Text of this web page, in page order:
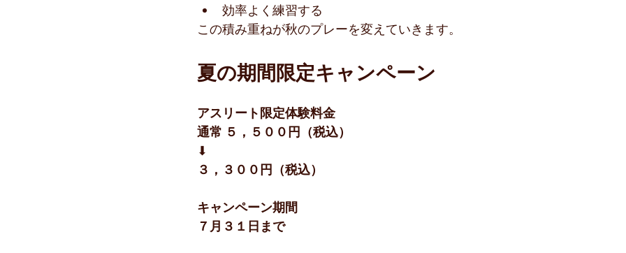
効率よく練習する
この積み重ねが秋のプレーを変えていきます。
夏の期間限定キャンペーン
アスリート限定体験料金
通常 ５，５００円（税込）
⬇
３，３００円（税込）
キャンペーン期間
７月３１日まで